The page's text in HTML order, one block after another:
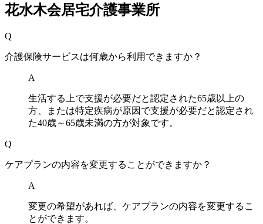
花水木会居宅介護事業所
Q
介護保険サービスは何歳から利用できますか？
A
生活する上で支援が必要だと認定された65歳以上の
方、または特定疾病が原因で支援が必要だと認定され
た40歳～65歳未満の方が対象です。
Q
ケアプランの内容を変更することができますか？
A
変更の希望があれば、ケアプランの内容を変更するこ
とができます。